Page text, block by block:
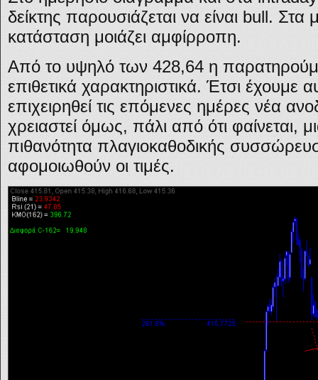
δείκτης παρουσιάζεται να είναι bull.
κατάσταση μοιάζει αμφίρροπη.
Από το υψηλό των 428,64 η
επιθετικά χαρακτηριστικά. Έτσι έχουμε
επιχειρηθεί τις επόμενες ημέρες νέα
χρειαστεί όμως, πάλι από ότι
πιθανότητα πλαγιοκαθοδικής
αφομοιωθούν οι τιμές.